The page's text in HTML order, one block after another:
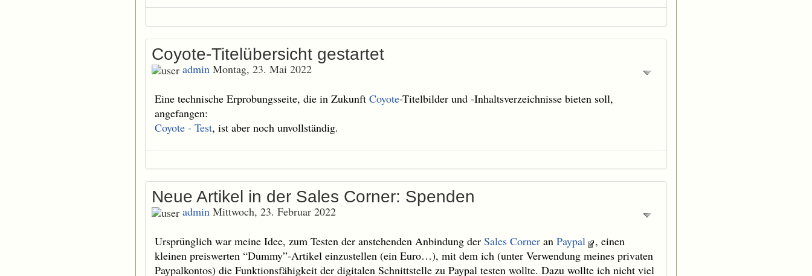
Coyote-Titelübersicht gestartet
admin Montag, 23. Mai 2022
Eine technische Erprobungsseite, die in Zukunft Coyote-Titelbilder und -Inhaltsverzeichnisse bieten soll,
angefangen:
Coyote - Test, ist aber noch unvollständig.
Neue Artikel in der Sales Corner: Spenden
admin Mittwoch, 23. Februar 2022
Ursprünglich war meine Idee, zum Testen der anstehenden Anbindung der Sales Corner an Paypal
, einen
kleinen preiswerten “Dummy”-Artikel einzustellen (ein Euro…), mit dem ich (unter Verwendung meines privaten
Paypalkontos) die Funktionsfähigkeit der digitalen Schnittstelle zu Paypal testen wollte. Dazu wollte ich nicht viel